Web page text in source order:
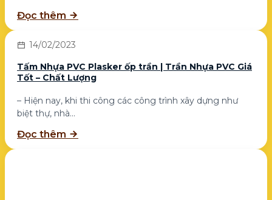
Đọc thêm
14/02/2023
Tấm Nhựa PVC Plasker ốp trần | Trần Nhựa PVC Giá
Tốt – Chất Lượng
– Hiện nay, khi thi công các công trình xây dựng như
biệt thự, nhà...
Đọc thêm